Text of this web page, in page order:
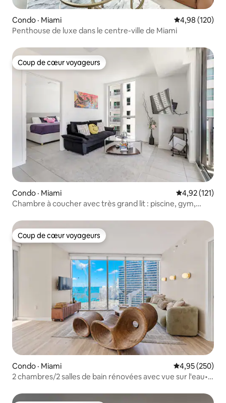
Condo · Miami Note
4,98 (120)
Penthouse de luxe dans le centre-ville de Miami
Coup de cœur voyageurs
Coup de cœur voyageurs
Condo · Miami Note
4,92 (121)
Chambre à coucher avec très grand lit : piscine, gym,
Coup de cœur voyageurs
Coup de cœur voyageurs
Condo · Miami Note
4,95 (250)
2 chambres/2 salles de bain rénovées avec vue sur l'eau•